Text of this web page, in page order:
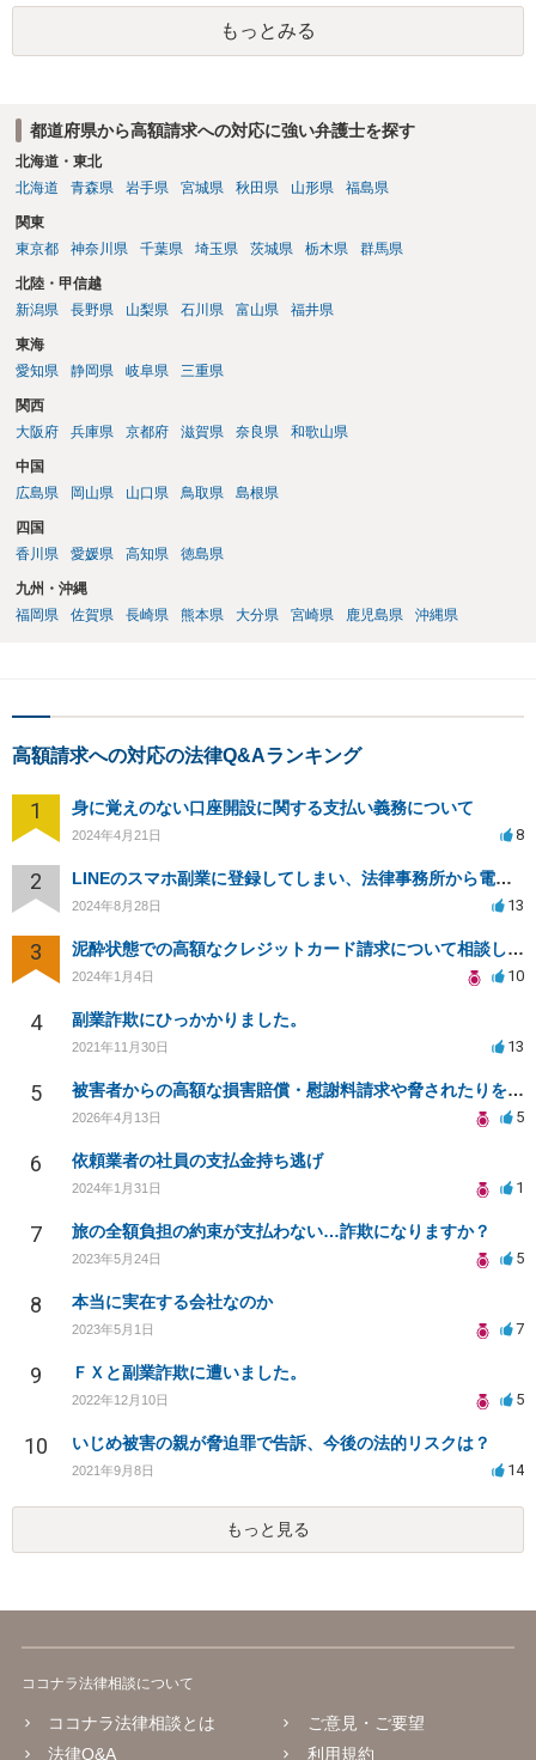
料でキャンセルできるかと存じます。 また、引越し予定日三日前以降
でも、キャンセル料が必要になるかもしれませんが、キャンセルは可
能かと存じます。 以上、ご参考までに。
もっとみる
都道府県から高額請求への対応に強い弁護士を探す
北海道・東北
北海道
青森県 岩手県 宮城県 秋田県 山形県 福島県
関東
東京都
神奈川県 千葉県 埼玉県 茨城県 栃木県 群馬県
北陸・甲信越
新潟県
長野県 山梨県 石川県 富山県 福井県
東海
愛知県
静岡県 岐阜県 三重県
関西
大阪府
兵庫県 京都府 滋賀県 奈良県 和歌山県
中国
広島県
岡山県 山口県 鳥取県 島根県
四国
香川県
愛媛県 高知県 徳島県
九州・沖縄
福岡県
佐賀県 長崎県 熊本県 大分県 宮崎県 鹿児島県 沖縄県
高額請求への対応の法律Q&Aランキング
1 身に覚えのない口座開設に関する支払い義務について
2024年4月21日 8
2 LINEのスマホ副業に登録してしまい、法律事務所から電話が入りました。
2024年8月28日 13
3 泥酔状態での高額なクレジットカード請求について相談したい
2024年1月4日 10
4 副業詐欺にひっかかりました。
2021年11月30日 13
5 被害者からの高額な損害賠償・慰謝料請求や脅されたりをやめてもらう方法
2026年4月13日 5
6 依頼業者の社員の支払金持ち逃げ
2024年1月31日 1
7 旅の全額負担の約束が支払わない…詐欺になりますか？
2023年5月24日 5
8 本当に実在する会社なのか
2023年5月1日 7
9 ＦＸと副業詐欺に遭いました。
2022年12月10日 5
10 いじめ被害の親が脅迫罪で告訴、今後の法的リスクは？
2021年9月8日 14
もっと見る
ココナラ法律相談について
ココナラ法律相談とは
法律Q&A
ご意見・ご要望
利用規約